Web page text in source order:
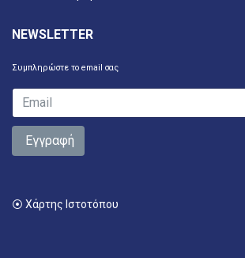
NEWSLETTER
Συμπληρώστε το email σας
Εγγραφή
⦿ Χάρτης Ιστοτόπου